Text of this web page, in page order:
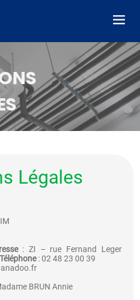
Légales
: ZI – rue Fernand Leger
Téléphone: 02 48 23 00 39
BRUN Annie